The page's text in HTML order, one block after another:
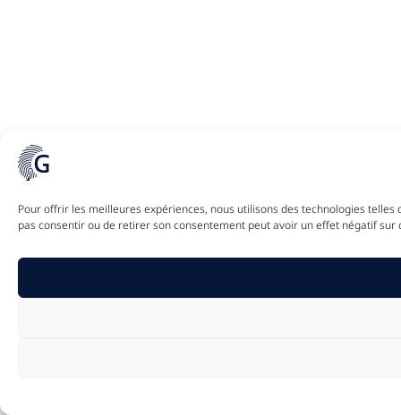
Pour offrir les meilleures expériences, nous utilisons des technologies
pas consentir ou de retirer son consentement peut avoir un effet négatif